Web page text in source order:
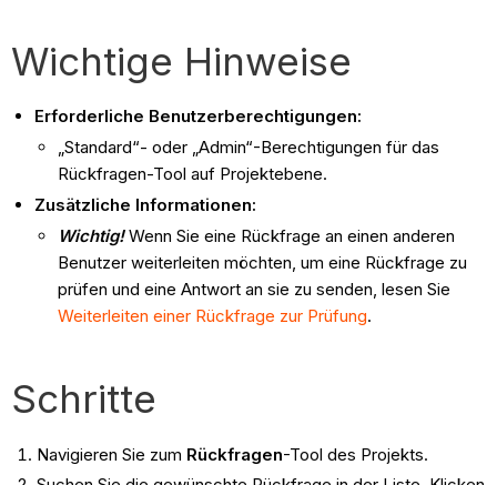
Wichtige Hinweise
Erforderliche Benutzerberechtigungen:
„Standard“- oder „Admin“-Berechtigungen für das
Rückfragen-Tool auf Projektebene.
Zusätzliche Informationen:
Wichtig!Wenn Sie eine Rückfrage an einen anderen
Benutzer weiterleiten möchten, um eine Rückfrage zu
prüfen und eine Antwort an sie zu senden, lesen Sie
Weiterleiten einer Rückfrage zur Prüfung.
Schritte
Navigieren Sie zum Rückfragen-Tool des Projekts.